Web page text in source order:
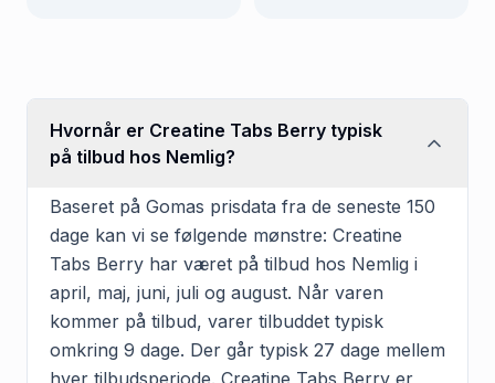
Hvornår er Creatine Tabs Berry typisk
på tilbud hos Nemlig?
Baseret på Gomas prisdata fra de seneste 150
dage kan vi se følgende mønstre: Creatine
Tabs Berry har været på tilbud hos Nemlig i
april, maj, juni, juli og august. Når varen
kommer på tilbud, varer tilbuddet typisk
omkring 9 dage. Der går typisk 27 dage mellem
hver tilbudsperiode. Creatine Tabs Berry er